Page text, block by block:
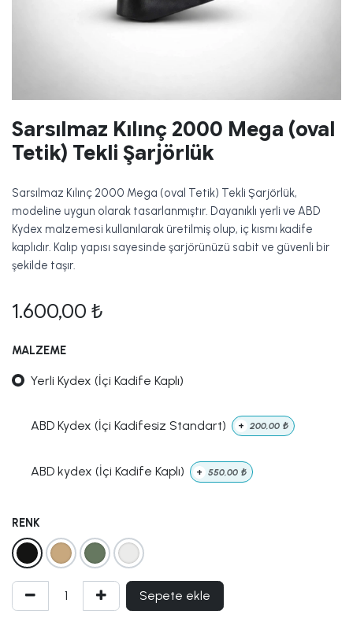
Sarsılmaz Kılınç 2000 Mega (oval
Tetik) Tekli Şarjörlük
Sarsılmaz Kılınç 2000 Mega (oval Tetik) Tekli Şarjörlük,
modeline uygun olarak tasarlanmıştır. Dayanıklı yerli ve ABD
Kydex malzemesi kullanılarak üretilmiş olup, iç kısmı kadife
kaplıdır. Kalıp yapısı sayesinde şarjörünüzü sabit ve güvenli bir
şekilde taşır.
1.600,00 ₺
MALZEME
Yerli Kydex (İçi Kadife Kaplı)
ABD Kydex (İçi Kadifesiz Standart) + 200,00 ₺
ABD kydex (İçi Kadife Kaplı) + 550,00 ₺
RENK
Sepete ekle